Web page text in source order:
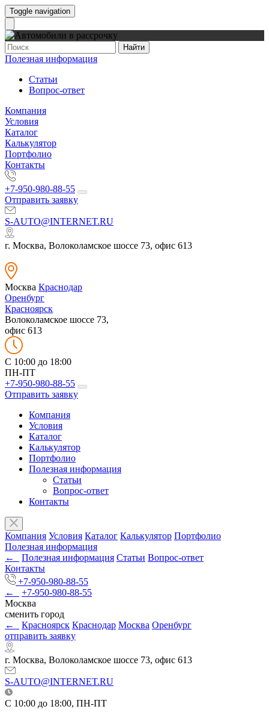
Toggle navigation
Найти
Полезная информация
Статьи
Вопрос-ответ
Компания
Условия
Каталог
Калькулятор
Портфолио
Контакты
+7-950-980-88-55
Отправить заявку
S-AUTO@INTERNET.RU
г. Москва, Волоколамское шоссе 73, офис 613
Москва Краснодар
Оренбург
Красноярск
Волоколамское шоссе 73,
офис 613
C 10:00 до 18:00
ПН-ПТ
+7-950-980-88-55
Отправить заявку
Компания
Условия
Каталог
Калькулятор
Портфолио
Полезная информация
Статьи
Вопрос-ответ
Контакты
Компания Условия Каталог Калькулятор Портфолио
Полезная информация
←
Полезная информация Статьи Вопрос-ответ
Контакты
+7-950-980-88-55
←
+7-950-980-88-55
Москва
сменить город
←
Красноярск Краснодар Москва Оренбург
отправить заявку
г. Москва, Волоколамское шоссе 73, офис 613
S-AUTO@INTERNET.RU
C 10:00 до 18:00, ПН-ПТ